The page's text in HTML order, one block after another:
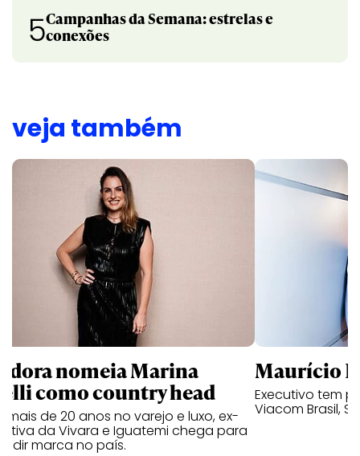
5Campanhas da Semana: estrelas e
conexões
veja também
nomeia Marina
como country head
mais de 20 anos no varejo e luxo, ex-
da Vivara e Iguatemi chega para
marca no país.
Maurício
Executivo tem
Viacom Brasil,